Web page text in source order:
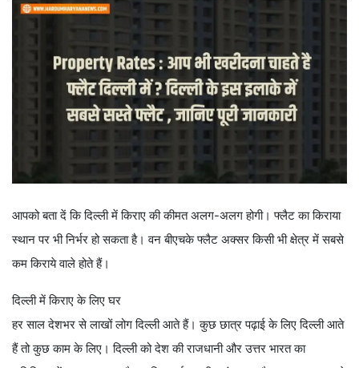
आपको बता दें कि दिल्ली में किराए की कीमत अलग-अलग होगी। फ्लैट का किराया
स्थान पर भी निर्भर हो सकता है। वन बीएचके फ्लैट अक्सर किसी भी क्षेत्र में सबसे
कम किराये वाले होते हैं।
दिल्ली में किराए के लिए घर
हर साल देशभर से लाखों लोग दिल्ली आते हैं। कुछ छात्र पढ़ाई के लिए दिल्ली आते
हैं तो कुछ काम के लिए। दिल्ली को देश की राजधानी और उत्तर भारत का